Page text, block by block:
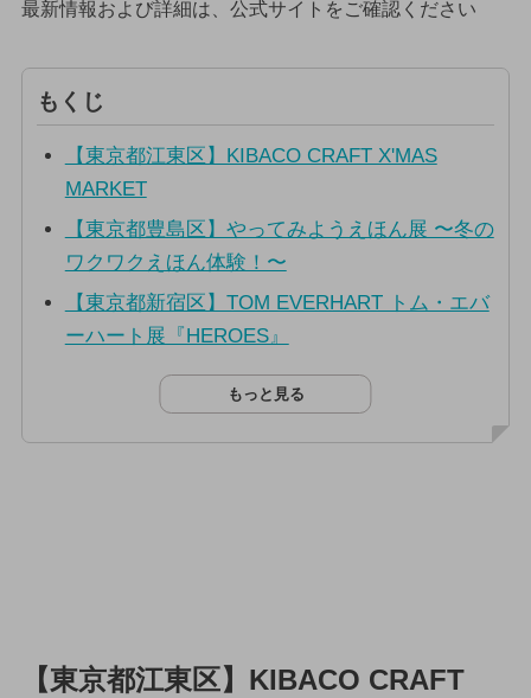
最新情報および詳細は、公式サイトをご確認ください
もくじ
【東京都江東区】KIBACO CRAFT X'MAS
MARKET
【東京都豊島区】やってみようえほん展 〜冬の
ワクワクえほん体験！〜
【東京都新宿区】TOM EVERHART トム・エバ
ーハート展『HEROES』
もっと見る
【東京都江東区】KIBACO CRAFT